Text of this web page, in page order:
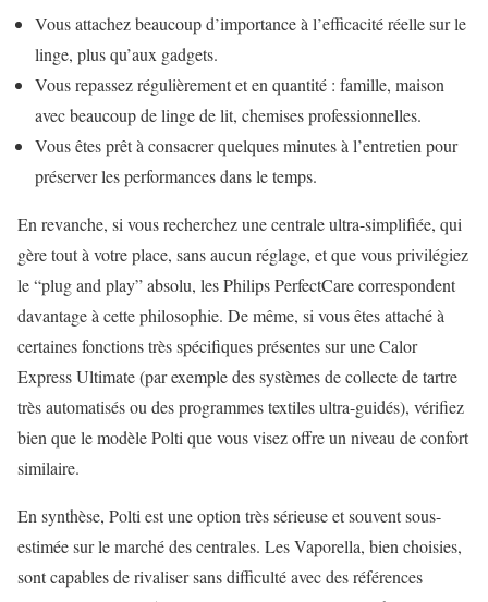
Vous attachez beaucoup d’importance à l’efficacité réelle sur le
linge, plus qu’aux gadgets.
Vous repassez régulièrement et en quantité : famille, maison
avec beaucoup de linge de lit, chemises professionnelles.
Vous êtes prêt à consacrer quelques minutes à l’entretien pour
préserver les performances dans le temps.
En revanche, si vous recherchez une centrale ultra-simplifiée, qui
gère tout à votre place, sans aucun réglage, et que vous privilégiez
le “plug and play” absolu, les Philips PerfectCare correspondent
davantage à cette philosophie. De même, si vous êtes attaché à
certaines fonctions très spécifiques présentes sur une Calor
Express Ultimate (par exemple des systèmes de collecte de tartre
très automatisés ou des programmes textiles ultra-guidés), vérifiez
bien que le modèle Polti que vous visez offre un niveau de confort
similaire.
En synthèse, Polti est une option très sérieuse et souvent sous-
estimée sur le marché des centrales. Les Vaporella, bien choisies,
sont capables de rivaliser sans difficulté avec des références